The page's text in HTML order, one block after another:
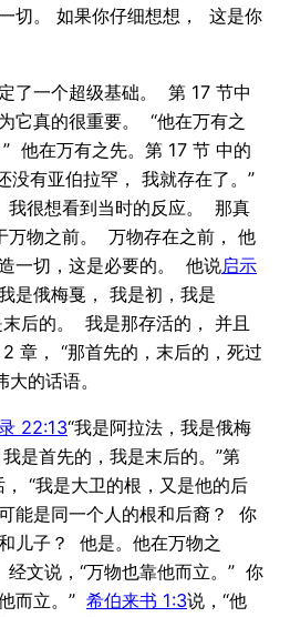
切。 如果你仔细想想， 这是你
了一个超级基础。 第 17 节中
它真的很重要。 “他在万有之
他在万有之先。第 17 节 中的
没有亚伯拉罕， 我就存在了。”
我很想看到当时的反应。 那真
万物之前。 万物存在之前， 他
一切，这是必要的。 他说启示
是俄梅戛， 我是初，我是
后的。 我是那存活的， 并且
章， “那首先的，末后的，死过
的话语。
22:13“我是阿拉法，我是俄梅
是首先的，我是末后的。”第
“我是大卫的根，又是他的后
能是同一个人的根和后裔？ 你
儿子？ 他是。他在万物之
文说，“万物也靠他而立。” 你
而立。” 希伯来书 1:3说，“他